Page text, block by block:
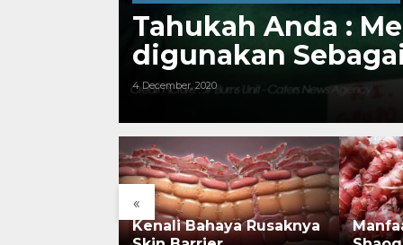
Tahukah Anda :
digunakan
4 December, 2020
«
Kenali Bahaya Rusaknya